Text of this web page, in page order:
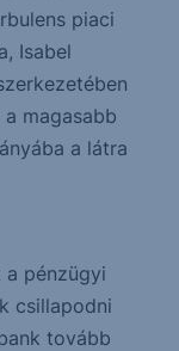
piaci
Isabel
magasabb
a látra
a pénzügyi
csillapodni
tovább